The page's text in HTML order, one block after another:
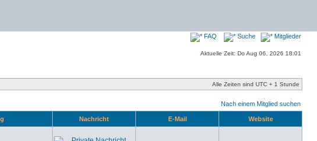
FAQ Suche Mitglieder
Aktuelle Zeit: Do Aug 06, 2026 18:01
Alle Zeiten sind UTC + 1 Stunde
Nach einem Mitglied suchen
Nachricht E-Mail Website